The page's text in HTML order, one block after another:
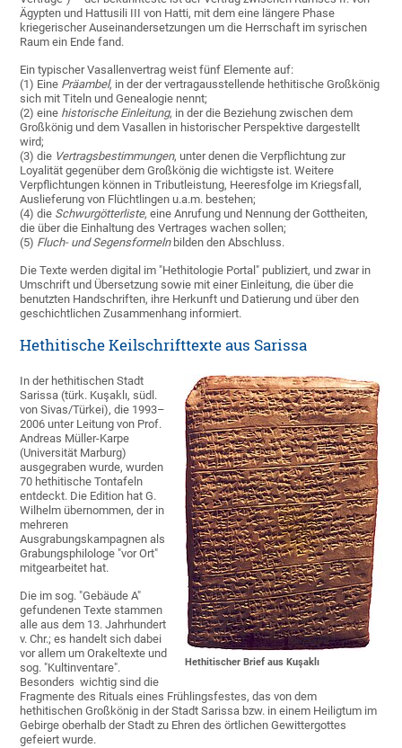
Ägypten und Hattusili III von Hatti, mit dem eine längere Phase
kriegerischer Auseinandersetzungen um die Herrschaft im syrischen
Raum ein Ende fand.
Ein typischer Vasallenvertrag weist fünf Elemente auf:
(1) Eine Präambel, in der der vertragausstellende hethitische Großkönig
sich mit Titeln und Genealogie nennt;
(2) eine historische Einleitung, in der die Beziehung zwischen dem
Großkönig und dem Vasallen in historischer Perspektive dargestellt
wird;
(3) die Vertragsbestimmungen, unter denen die Verpflichtung zur
Loyalität gegenüber dem Großkönig die wichtigste ist. Weitere
Verpflich­tungen können in Tributleistung, Heeresfolge im Kriegsfall,
Auslieferung von Flüchtlingen u.a.m. bestehen;
(4) die Schwurgötterliste, eine Anrufung und Nennung der Gottheiten,
die über die Einhaltung des Vertrages wachen sollen;
(5) Fluch- und Segensformelnbilden den Abschluss.
Die Texte werden digital im "Hethitologie Portal" publiziert, und zwar in
Umschrift und Übersetzung sowie mit einer Einleitung, die über die
benutzten Handschriften, ihre Herkunft und Datierung und über den
geschichtlichen Zusammenhang informiert.
Hethitische Keilschrifttexte aus Sarissa
Hethitischer Brief aus Kuşaklı
In der hethitischen Stadt
Sarissa (türk. Kuşaklı, südl.
von Sivas/Türkei), die 1993–
2006 unter Leitung von Prof.
Andreas Müller-Karpe
(Universität Marburg)
ausgegraben wurde, wurden
70 hethitische Tontafeln
entdeckt. Die Edition hat G.
Wilhelm übernommen, der in
mehreren
Ausgrabungskampagnen als
Grabungsphilologe "vor Ort"
mitgearbeitet hat.
Die im sog. "Gebäude A"
gefundenen Texte stammen
alle aus dem 13. Jahrhundert
v. Chr.; es handelt sich dabei
vor allem um Orakeltexte und
sog. "Kultinventare".
Besonders wichtig sind die
Fragmente des Rituals eines Frühlingsfestes, das von dem
hethitischen Großkönig in der Stadt Sarissa bzw. in einem Heiligtum im
Gebirge oberhalb der Stadt zu Ehren des örtlichen Gewittergottes
gefeiert wurde.